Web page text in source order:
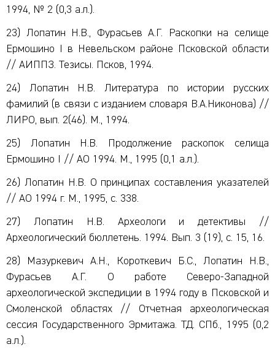
1994, № 2 (0,3 а.л.).
23) Лопатин Н.В., Фурасьев А.Г. Раскопки на селище
Ермошино I в Невельском районе Псковской области
// АИППЗ. Тезисы. Псков, 1994.
24) Лопатин Н.В. Литература по истории русских
фамилий (в связи с изданием словаря В.А.Никонова) //
ЛИРО, вып. 2(46). М., 1994.
25) Лопатин Н.В. Продолжение раскопок селища
Ермошино I // АО 1994. М., 1995 (0,1 а.л.).
26) Лопатин Н.В. О принципах составления указателей
// АО 1994 г. М., 1995, с. 338.
27) Лопатин Н.В. Археологи и детективы //
Археологический бюллетень. 1994. Вып. 3 (19), с. 15, 16.
28) Мазуркевич А.Н., Короткевич Б.С., Лопатин Н.В.,
Фурасьев А.Г. О работе Северо-Западной
археологической экспедиции в 1994 году в Псковской и
Смоленской областях // Отчетная археологическая
сессия Государственного Эрмитажа. ТД. СПб., 1995 (0,2
а.л.).